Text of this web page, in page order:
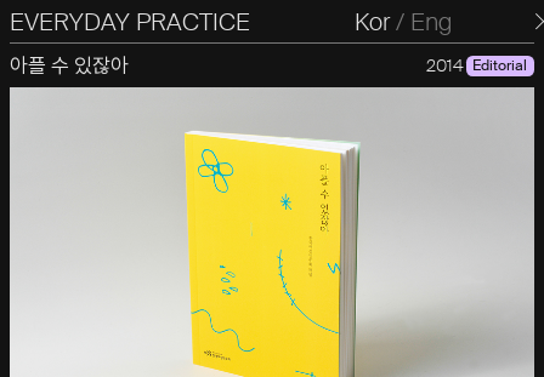
EVERYDAY PRACTICE
일상의실천 Kor/ Eng
아플 수 있잖아 2014 Editorial